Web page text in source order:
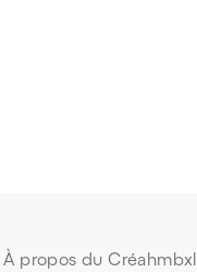
À propos du Créahmbxl